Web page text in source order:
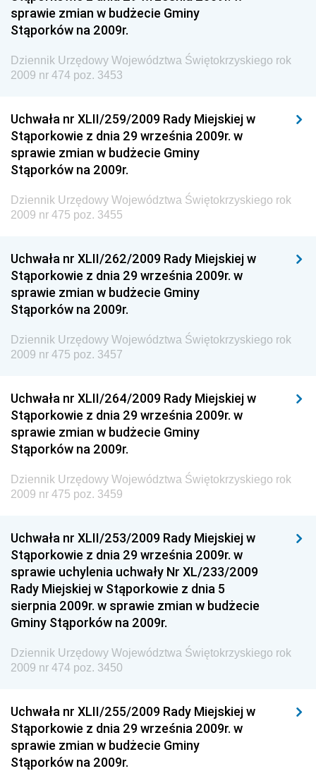
Gospodarki Żywnościowej
Społecznej
Dziennik Urzędowy Ministra Cyfryzacji
Dziennik Urzędowy Ministra Infrastruktury i
Budownictwa
Dziennik Urzędowy Ministra Gospodarki Morskiej i
Dziennik Urzędowy Ministra Energii
Dziennik Urzędowy Ministra Sprawiedliwości
Dziennik Urzędowy Ministra Rozwoju i Finansów
Dziennik Urzędowy Wyższego Urzędu Górniczego
Dziennik Urzędowy Prezesa Urzędu Transportu
Kolejowego
Technologii
Dziennik Urzędowy Ministra Inwestycji i Rozwoju
Dziennik Urzędowy Naczelnego Dyrektora Archiwów
Państwowych
Dziennik Urzędowy Ministra Finansów, Inwestycji i
Rozwoju
Dziennik Urzędowy Ministra Sportu
Dziennik Urzędowy Ministra Funduszy i Polityki
Regionalnej
Dziennik Urzędowy Ministra Aktywów Państwowych
Dziennik Urzędowy Ministra Zdrowia
Dziennik Urzędowy Ministra Środowiska i Głównego
Inspektora Ochrony Środowiska
Dziennik Urzędowy Ministerstwa Kultury, Dziedzictwa
Narodowego i Sportu
Dziennik Urzędowy Ministra Finansów, Funduszy i
sprawie zmian w budżecie Gminy
Stąporków na 2009r.
Dziennik Urzędowy Województwa Świętokrzyskiego rok
2009 nr 474 poz. 3453
Uchwała nr XLII/259/2009 Rady Miejskiej w
Stąporkowie z dnia 29 września 2009r. w
sprawie zmian w budżecie Gminy
Stąporków na 2009r.
Dziennik Urzędowy Województwa Świętokrzyskiego rok
2009 nr 475 poz. 3455
Uchwała nr XLII/262/2009 Rady Miejskiej w
Stąporkowie z dnia 29 września 2009r. w
sprawie zmian w budżecie Gminy
Stąporków na 2009r.
Dziennik Urzędowy Województwa Świętokrzyskiego rok
2009 nr 475 poz. 3457
Uchwała nr XLII/264/2009 Rady Miejskiej w
Stąporkowie z dnia 29 września 2009r. w
sprawie zmian w budżecie Gminy
Stąporków na 2009r.
Dziennik Urzędowy Województwa Świętokrzyskiego rok
2009 nr 475 poz. 3459
Uchwała nr XLII/253/2009 Rady Miejskiej w
Stąporkowie z dnia 29 września 2009r. w
sprawie uchylenia uchwały Nr XL/233/2009
Rady Miejskiej w Stąporkowie z dnia 5
sierpnia 2009r. w sprawie zmian w budżecie
Gminy Stąporków na 2009r.
Dziennik Urzędowy Województwa Świętokrzyskiego rok
2009 nr 474 poz. 3450
Uchwała nr XLII/255/2009 Rady Miejskiej w
Stąporkowie z dnia 29 września 2009r. w
sprawie zmian w budżecie Gminy
Stąporków na 2009r.